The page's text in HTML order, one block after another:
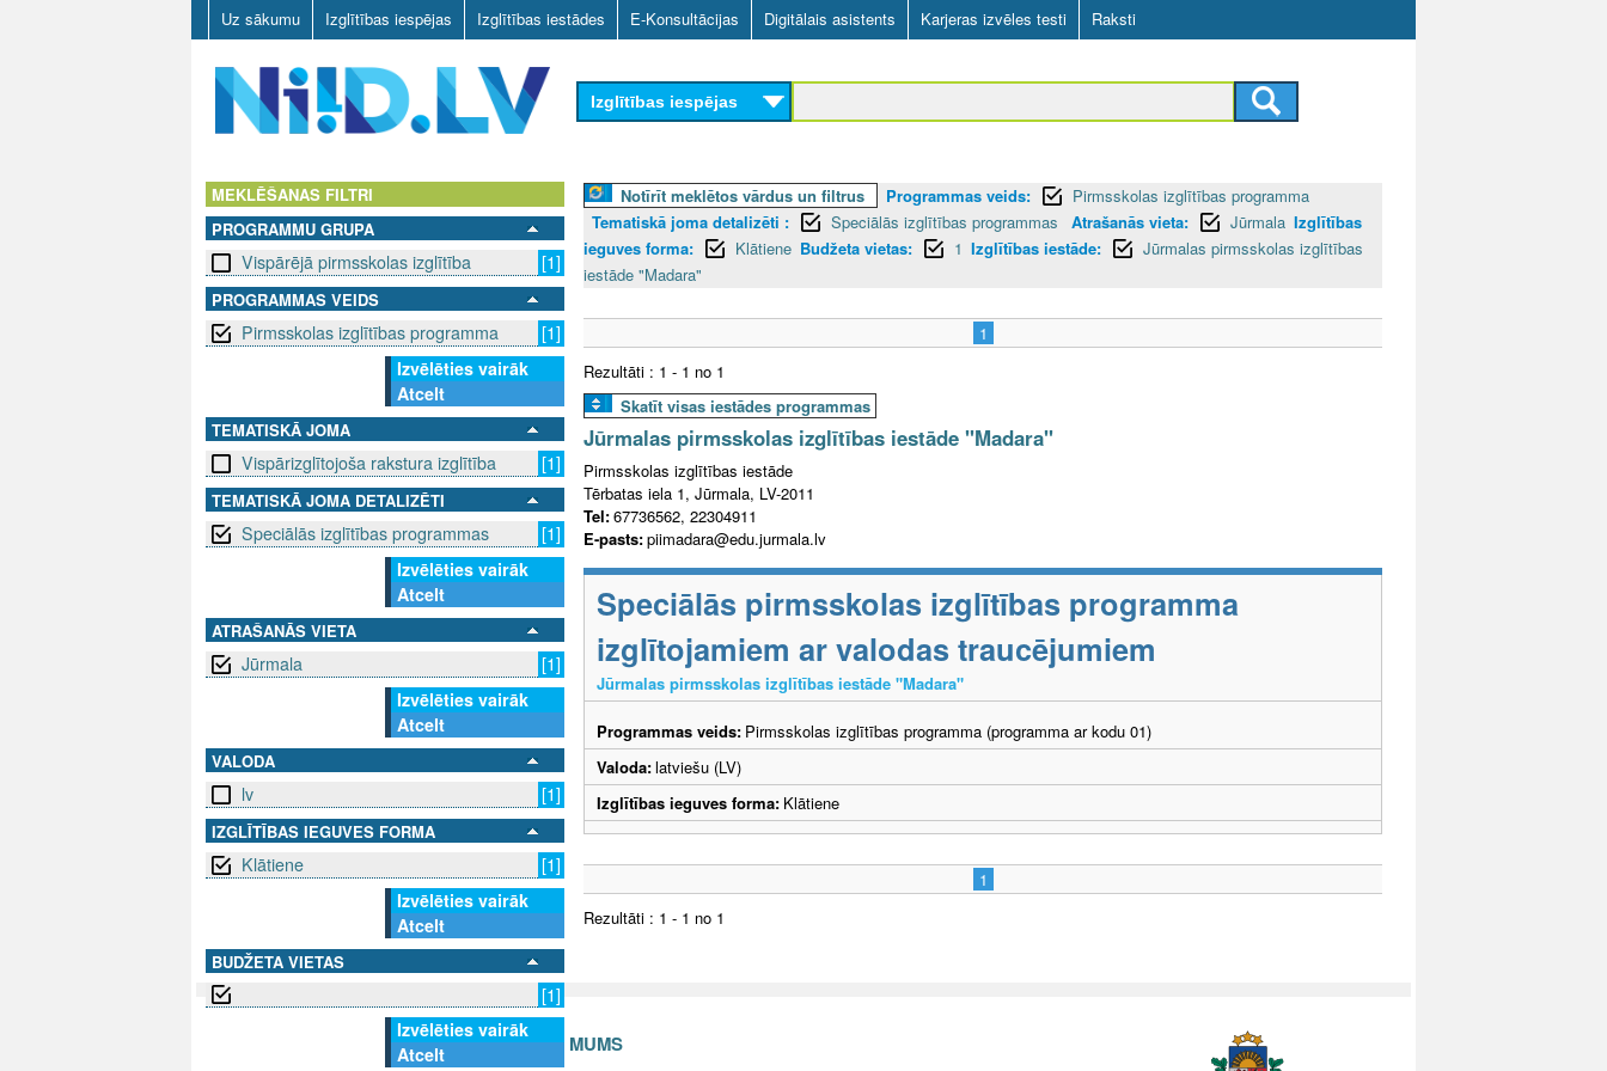
Skip
to
main
content
Uz sākumu Izglītības iespējas Izglītības iestādes E-Konsultācijas Digitālais asistents Karjeras izvēles testi Raksti
D
V
Izglītības iespējas
MEKLĒŠANAS FILTRI
PROGRAMMU GRUPA
Vispārējā pirmsskolas izglītība [1]
PROGRAMMAS VEIDS
Pirmsskolas izglītības programma
[1]
Izvēlēties vairāk
Atcelt
TEMATISKĀ JOMA
Vispārizglītojoša rakstura izglītība [1]
TEMATISKĀ JOMA DETALIZĒTI
Speciālās izglītības programmas
[1]
Izvēlēties vairāk
Atcelt
ATRAŠANĀS VIETA
Jūrmala
[1]
Izvēlēties vairāk
Atcelt
VALODA
lv [1]
IZGLĪTĪBAS IEGUVES FORMA
Klātiene
[1]
Izvēlēties vairāk
Atcelt
BUDŽETA VIETAS
[1]
Izvēlēties vairāk
Atcelt
Notīrīt meklētos vārdus un filtrus Programmas veids:
Pirmsskolas izglītības programma
Tematiskā joma detalizēti :
Speciālās izglītības programmas Atrašanās vieta: Jūrmala Izglītības
ieguves forma:
Klātiene Budžeta vietas: 1 Izglītības iestāde:
Jūrmalas pirmsskolas izglītības
iestāde "Madara"
1
Rezultāti : 1 - 1 no 1
Skatīt visas iestādes programmas
Jūrmalas pirmsskolas izglītības iestāde "Madara"
Pirmsskolas izglītības iestāde
Tērbatas iela 1, Jūrmala, LV-2011
Tel:67736562, 22304911
E-pasts:piimadara@edu.jurmala.lv
Speciālās pirmsskolas izglītības programma
izglītojamiem ar valodas traucējumiem
Jūrmalas pirmsskolas izglītības iestāde "Madara"
Programmas veids: Pirmsskolas izglītības programma (programma ar kodu 01)
Valoda:latviešu (LV)
Izglītības ieguves forma: Klātiene
1
Rezultāti : 1 - 1 no 1
SAZINIES AR MUMS